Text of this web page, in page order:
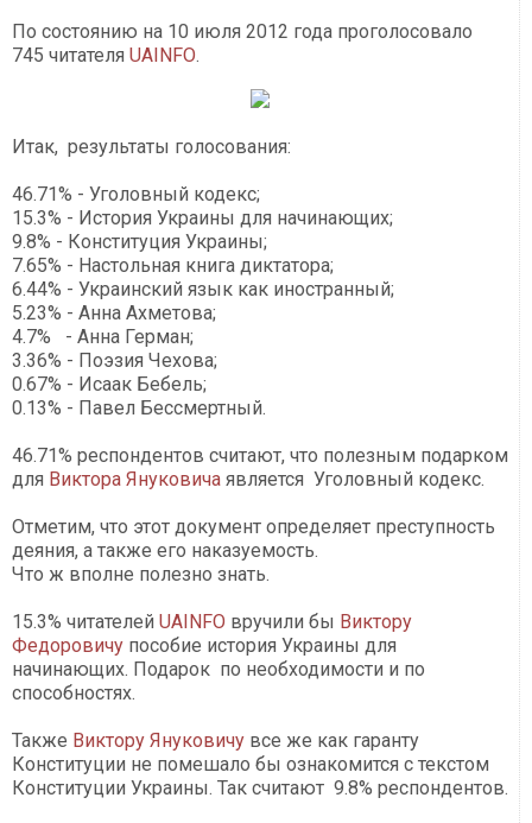
По состоянию на 10 июля 2012 года проголосовало
745 читателя UAINFО.
Итак, результаты голосования:
46.71% - Уголовный кодекс;
15.3% - История Украины для начинающих;
9.8% - Конституция Украины;
7.65% - Настольная книга диктатора;
6.44% - Украинский язык как иностранный;
5.23% - Анна Ахметова;
4.7% - Анна Герман;
3.36% - Поэзия Чехова;
0.67% - Исаак Бебель;
0.13% - Павел Бессмертный.
46.71% респондентов считают, что полезным подарком
для Виктора Януковича является Уголовный кодекс.
Отметим, что этот документ определяет преступность
деяния, а также его наказуемость.
Что ж вполне полезно знать.
15.3% читателей UAINFО вручили бы Виктору
Федоровичу пособие история Украины для
начинающих. Подарок по необходимости и по
способностях.
Также Виктору Януковичу все же как гаранту
Конституции не помешало бы ознакомится с текстом
Конституции Украины. Так считают 9.8% респондентов.